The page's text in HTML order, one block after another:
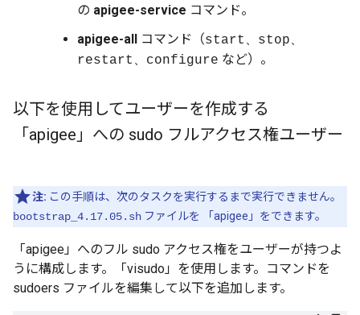
の apigee-service コマンド。
apigee-all コマンド（start、stop、
restart、configure など）。
以下を使用してユーザーを作成する
「apigee」への sudo フルアクセス権ユーザー
注: この手順は、次のタスクを実行するまで実行できません。
bootstrap_4.17.05.sh ファイルを 「apigee」をできます。
「apigee」へのフル sudo アクセス権をユーザーが持つよ
うに構成します。「visudo」を使用します。コマンドを
sudoers ファイルを編集して以下を追加します。